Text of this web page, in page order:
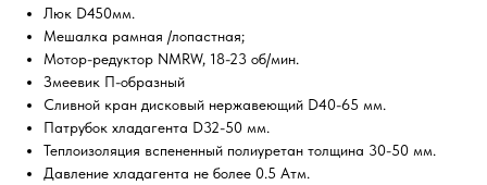
Люк D450мм.
Мешалка рамная /лопастная;
Мотор-редуктор NMRW, 18-23 об/мин.
Змеевик П-образный
Сливной кран дисковый нержавеющий D40-65 мм.
Патрубок хладагента D32-50 мм.
Теплоизоляция вспененный полиуретан толщина 30-50 мм.
Давление хладагента не более 0.5 Атм.